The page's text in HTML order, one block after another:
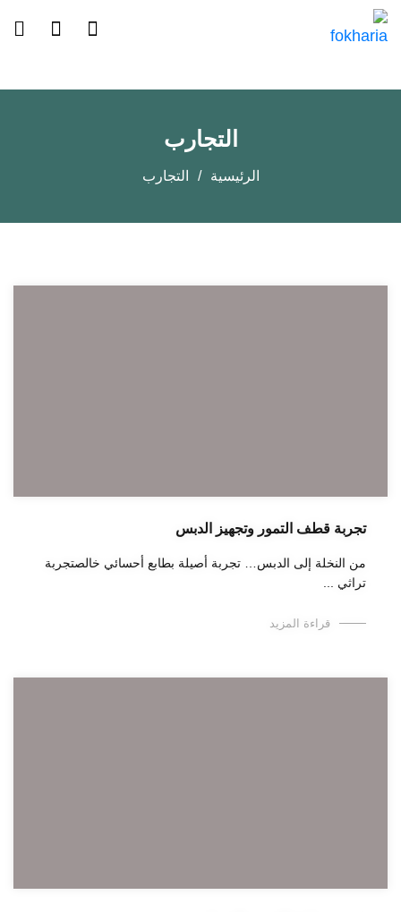
التجارب
الرئيسية التجارب
تجربة قطف التمور وتجهيز الدبس
من النخلة إلى الدبس… تجربة أصيلة بطابع أحسائي خالصتجربة
تراثي ...
قراءة المزيد